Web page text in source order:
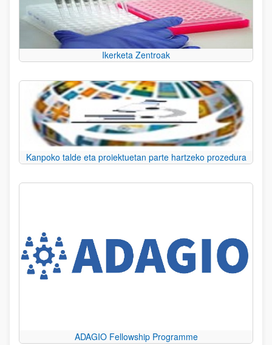
Ikerketa Zentroak
Kanpoko talde eta proiektuetan parte hartzeko prozedura
ADAGIO Fellowship Programme